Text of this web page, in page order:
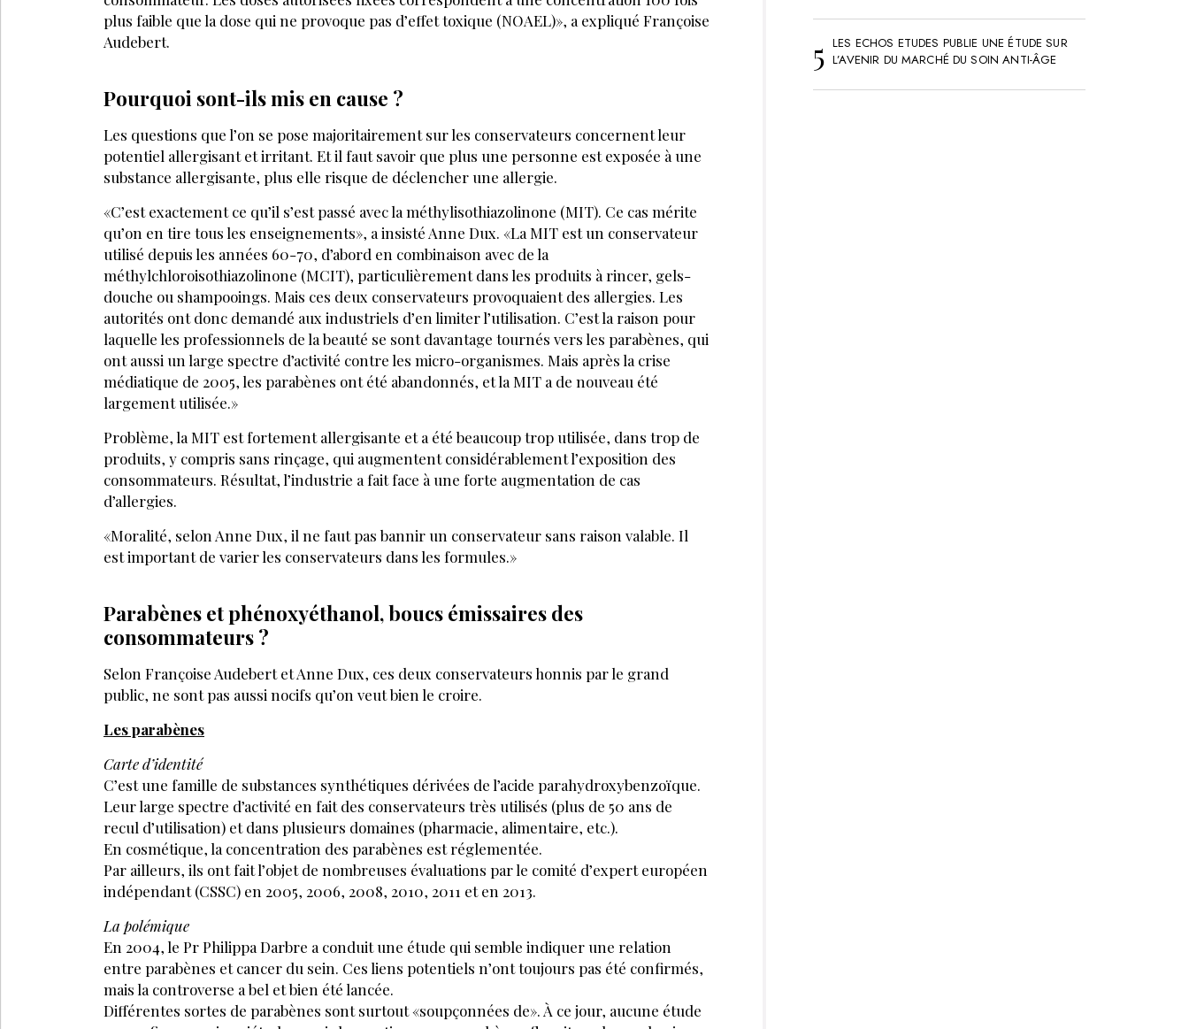
PARTAGEZ SUR :
NOUVELLES ESTHÉTIQUES
AVRIL 2019
J’ACHÈTE CE MAGAZINE
À DÉCOUVRIR AUSSI :
SANTÉ MÉDECINE
Parce que l’intérieur
se voit à l’extérieur…
.2
Les tendances en
médecine et
PODCAST
3 astuces pour
LES ECHOS ETUDES PUBLIE UNE ÉTUDE SUR
L’AVENIR DU MARCHÉ DU SOIN ANTI-ÂGE
Inscrivez-vous à la Newsletter pour découvrir des articles inédits et profiter de nos offres
exclusives
JE M’INSCRIS